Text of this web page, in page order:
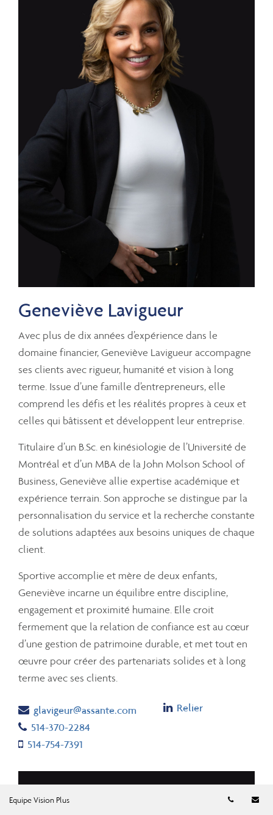
Geneviève Lavigueur
Avec plus de dix années d’expérience dans le
domaine financier, Geneviève Lavigueur accompagne
ses clients avec rigueur, humanité et vision à long
terme. Issue d’une famille d’entrepreneurs, elle
comprend les défis et les réalités propres à ceux et
celles qui bâtissent et développent leur entreprise.
Titulaire d’un B.Sc. en kinésiologie de l’Université de
Montréal et d’un MBA de la John Molson School of
Business, Geneviève allie expertise académique et
expérience terrain. Son approche se distingue par la
personnalisation du service et la recherche constante
de solutions adaptées aux besoins uniques de chaque
client.
Sportive accomplie et mère de deux enfants,
Geneviève incarne un équilibre entre discipline,
engagement et proximité humaine. Elle croit
fermement que la relation de confiance est au cœur
d’une gestion de patrimoine durable, et met tout en
œuvre pour créer des partenariats solides et à long
terme avec ses clients.
Email
glavigeur@assante.com
Telephone number
514-370-2284
Cell number
514-754-7391
Linkedin
Relier
Equipe Vision Plus Numéro